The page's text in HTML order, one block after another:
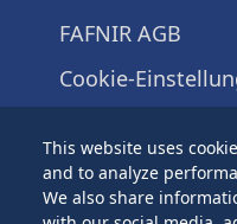
This website uses
and to analyze
We also share
FAFNIR AGB
Cookie-
Hamburg